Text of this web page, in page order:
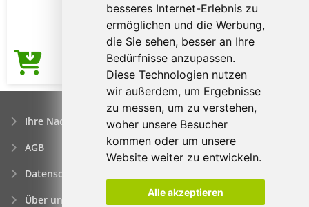
besseres Internet-Erlebnis zu
ermöglichen und die Werbung,
die Sie sehen, besser an Ihre
Bedürfnisse anzupassen.
Diese Technologien nutzen
wir außerdem, um Ergebnisse
zu messen, um zu verstehen,
woher unsere Besucher
kommen oder um unsere
Website weiter zu entwickeln.
Alle akzeptieren
Preis ab
Ihre Nachfrage
AGB
Datenschutzerklärung
Über uns